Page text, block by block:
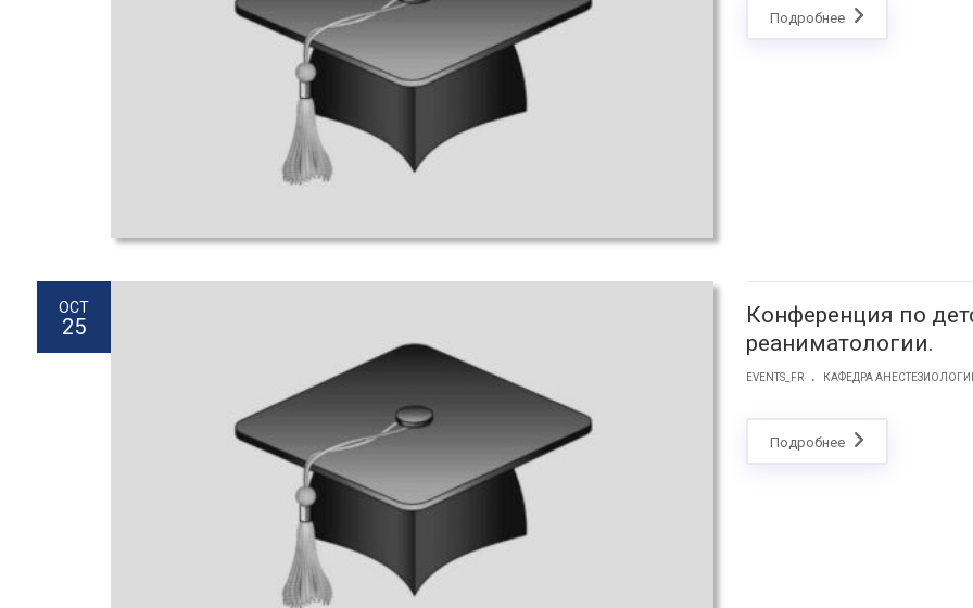
Подробнее
OCT
25
Конференция по
реаниматологии.
EVENTS_FR . КАФЕДРА
Подробнее